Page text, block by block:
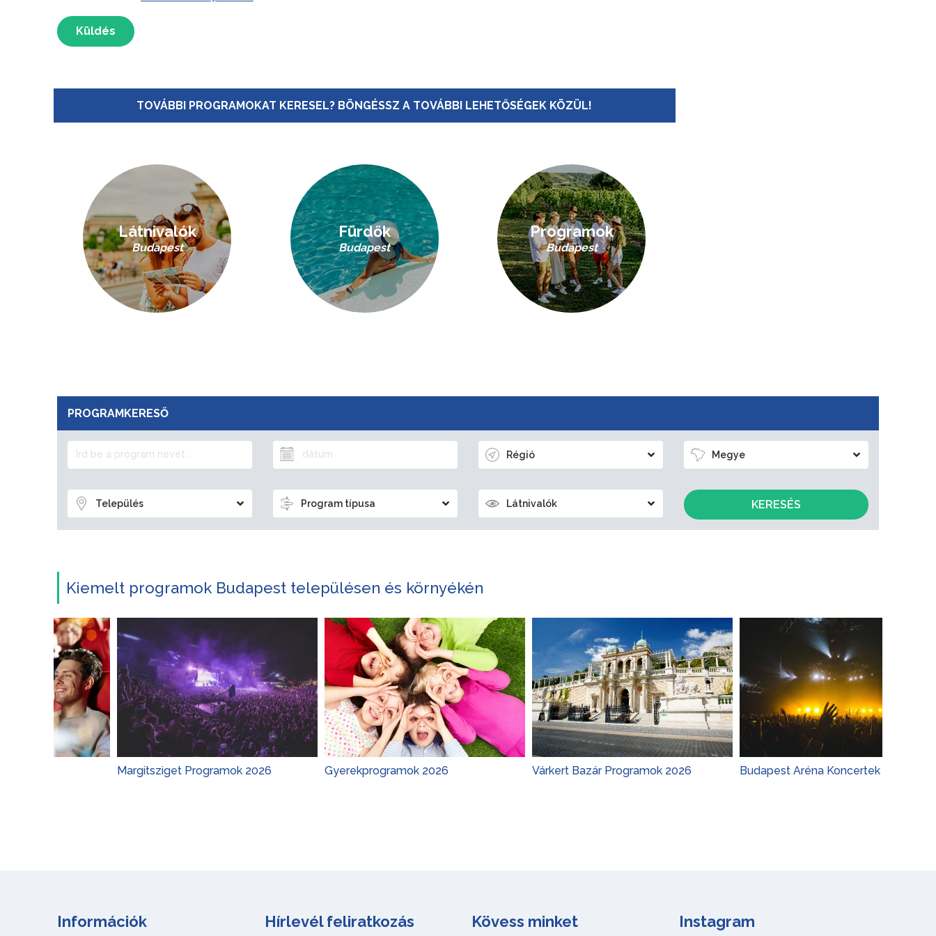
Küldés
TOVÁBBI PROGRAMOKAT KERESEL? BÖNGÉSSZ A TOVÁBBI LEHETŐSÉGEK KÖZÜL!
Látnivalók
Budapest
Fürdők
Budapest
Programok
Budapest
PROGRAMKERESŐ
Régió Megye
Település Program típusa Látnivalók KERESÉS
Kiemelt programok Budapest településen és környékén
Margitsziget Programok 2026 Gyerekprogramok 2026 Várkert Bazár Programok 2026 Budapest Aréna Koncertek 2026
Információk Hírlevél feliratkozás Kövess minket Instagram